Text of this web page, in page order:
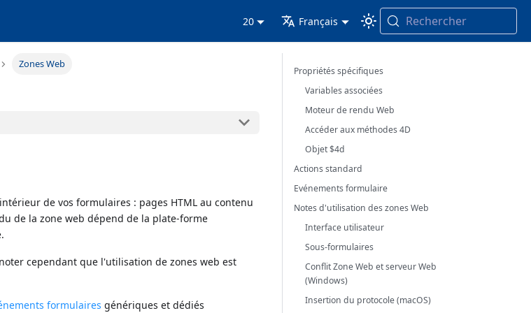
20 Français Rechercher
Zones Web
de vos formulaires : pages HTML au contenu
de la zone web dépend de la plate-forme
cependant que l'utilisation de zones web est
formulaires génériques et dédiés
Propriétés spécifiques
Variables associées
Moteur de rendu Web
Accéder aux méthodes 4D
Objet $4d
Actions standard
Evénements formulaire
Notes d'utilisation des zones Web
Interface utilisateur
Sous-formulaires
Conflit Zone Web et serveur Web
(Windows)
Insertion du protocole (macOS)